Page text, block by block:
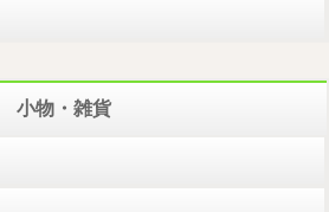
小物・雑貨